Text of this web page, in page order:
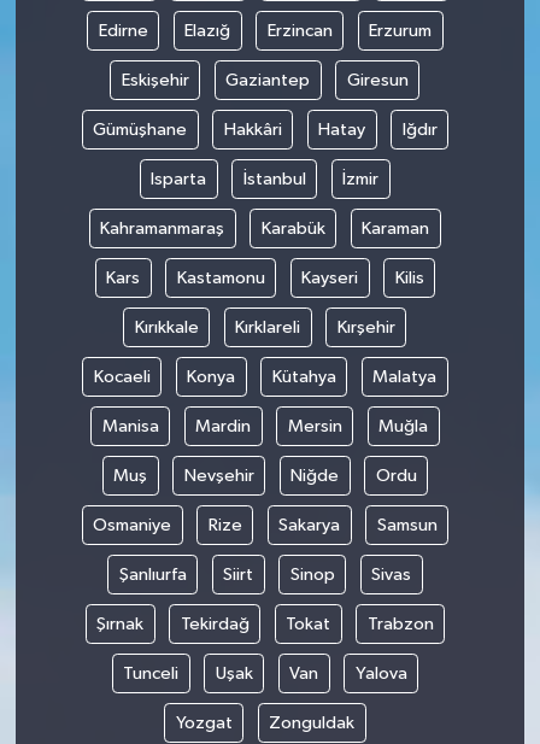
Edirne Elazığ Erzincan Erzurum
Eskişehir Gaziantep Giresun
Gümüşhane Hakkâri Hatay Iğdır
Isparta İstanbul İzmir
Kahramanmaraş Karabük Karaman
Kars Kastamonu Kayseri Kilis
Kırıkkale Kırklareli Kırşehir
Kocaeli Konya Kütahya Malatya
Manisa Mardin Mersin Muğla
Muş Nevşehir Niğde Ordu
Osmaniye Rize Sakarya Samsun
Şanlıurfa Siirt Sinop Sivas
Şırnak Tekirdağ Tokat Trabzon
Tunceli Uşak Van Yalova
Yozgat Zonguldak